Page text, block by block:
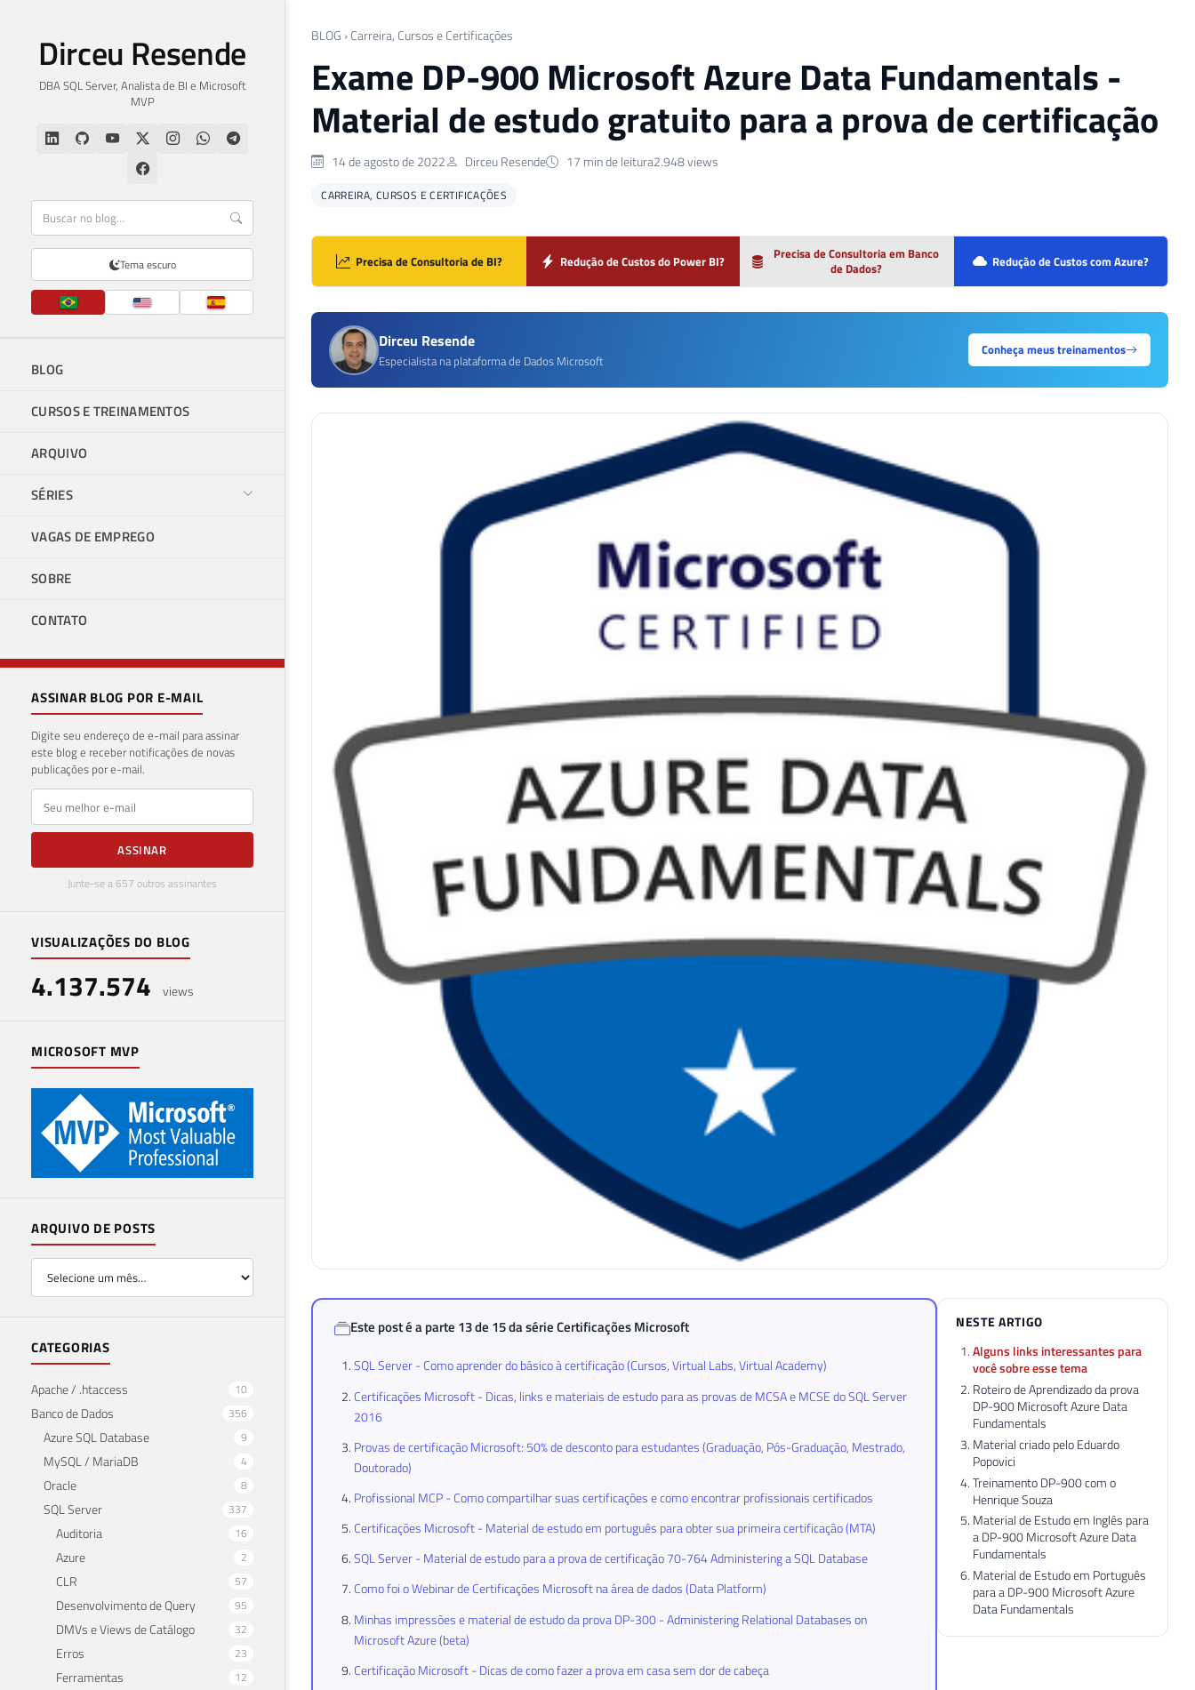
Dirceu Resende
DBA SQL Server, Analista de BI e Microsoft
MVP
Tema escuro
BLOG
CURSOS E TREINAMENTOS
ARQUIVO
SÉRIES
VAGAS DE EMPREGO
SOBRE
CONTATO
ASSINAR BLOG POR E-MAIL
Digite seu endereço de e-mail para assinar
este blog e receber notificações de novas
publicações por e-mail.
E-mail
ASSINAR
Junte-se a 657 outros assinantes
VISUALIZAÇÕES DO BLOG
4.137.574 views
MICROSOFT MVP
ARQUIVO DE POSTS
CATEGORIAS
Apache / .htaccess 10
Banco de Dados 356
Azure SQL Database 9
MySQL / MariaDB 4
Oracle 8
SQL Server 337
Auditoria 16
Azure 2
CLR 57
Desenvolvimento de Query 95
DMVs e Views de Catálogo 32
Erros 23
Ferramentas 12
BLOG › Carreira, Cursos e Certificações
Exame DP-900 Microsoft Azure Data Fundamentals -
Material de estudo gratuito para a prova de certificação
14 de agosto de 2022 Dirceu Resende 17 min de leitura2.948 views
CARREIRA, CURSOS E CERTIFICAÇÕES
Precisa de Consultoria de BI? Redução de Custos do Power BI?
Precisa de Consultoria em Banco
de Dados?
Redução de Custos com Azure?
Dirceu Resende
Especialista na plataforma de Dados Microsoft
Conheça meus treinamentos
Este post é a parte 13 de 15 da sérieCertificações Microsoft
SQL Server - Como aprender do básico à certificação (Cursos, Virtual Labs, Virtual Academy)
Certificações Microsoft - Dicas, links e materiais de estudo para as provas de MCSA e MCSE do SQL Server
2016
Provas de certificação Microsoft: 50% de desconto para estudantes (Graduação, Pós-Graduação, Mestrado,
Doutorado)
Profissional MCP - Como compartilhar suas certificações e como encontrar profissionais certificados
Certificações Microsoft - Material de estudo em português para obter sua primeira certificação (MTA)
SQL Server - Material de estudo para a prova de certificação 70-764 Administering a SQL Database
Como foi o Webinar de Certificações Microsoft na área de dados (Data Platform)
Minhas impressões e material de estudo da prova DP-300 - Administering Relational Databases on
Microsoft Azure (beta)
Certificação Microsoft - Dicas de como fazer a prova em casa sem dor de cabeça
NESTE ARTIGO
Alguns links interessantes para
você sobre esse tema
Roteiro de Aprendizado da prova
DP-900 Microsoft Azure Data
Fundamentals
Material criado pelo Eduardo
Popovici
Treinamento DP-900 com o
Henrique Souza
Material de Estudo em Inglês para
a DP-900 Microsoft Azure Data
Fundamentals
Material de Estudo em Português
para a DP-900 Microsoft Azure
Data Fundamentals